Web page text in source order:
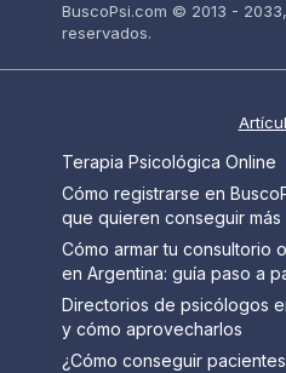
BuscoPsi.com © 2013 -
reservados.
Terapia Psicológica Online
Cómo registrarse en
que quieren conseguir más
Cómo armar tu consultorio
en Argentina: guía paso a
Directorios de psicólogos
y cómo aprovecharlos
¿Cómo conseguir